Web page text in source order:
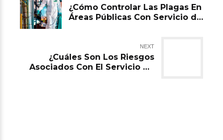
¿Cómo Controlar Las Plagas En
Áreas Públicas Con Servicio de
NEXT
¿Cuáles Son Los Riesgos
Asociados Con El Servicio de